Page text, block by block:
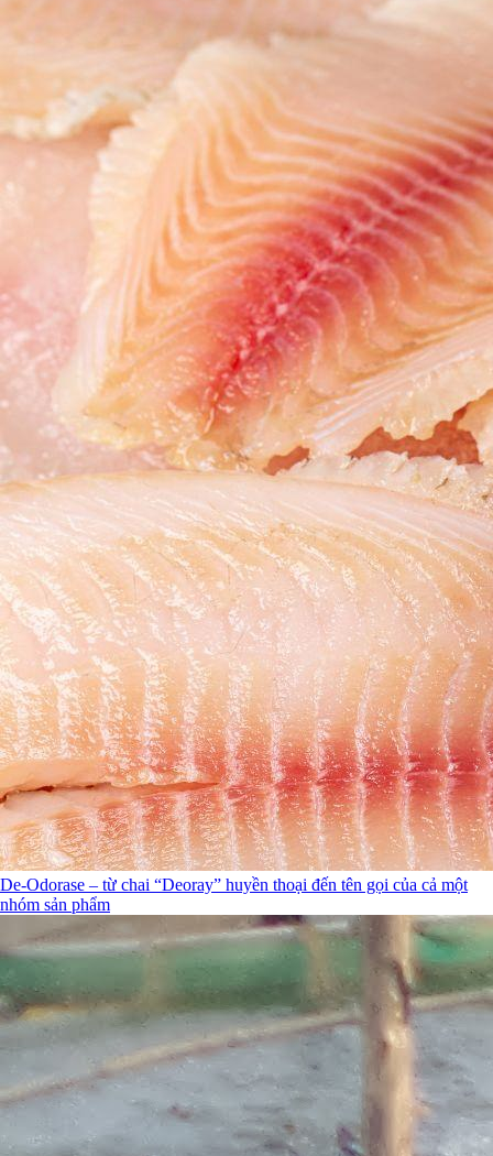
De-Odorase – từ chai “Deoray” huyền thoại đến tên gọi của cả một
nhóm sản phẩm